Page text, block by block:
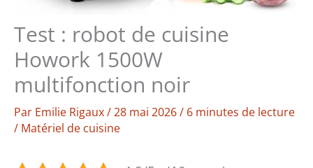
Test : robot de cuisine
Howork 1500W
multifonction noir
Par Emilie Rigaux/28 mai 2026/ 6 minutes de lecture
/ Matériel de cuisine